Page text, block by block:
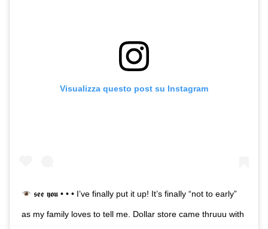
Visualizza questo post su Instagram
𝖘𝖊𝖊 𝖞𝖔𝖚 • • • I’ve finally put it up! It’s finally “not to early”
as my family loves to tell me. Dollar store came thruuu with